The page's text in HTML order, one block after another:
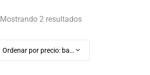
Mostrando 2 resultados
Ordenar por precio: bajo a alto